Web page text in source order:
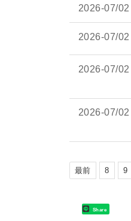
2026-07/02
2026-07/02
2026-07/02
2026-07/02
最前 8 9
Share